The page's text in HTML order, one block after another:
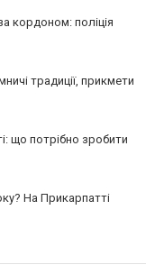
кордоном: поліція
традиції, прикмети
що потрібно зробити
На Прикарпатті